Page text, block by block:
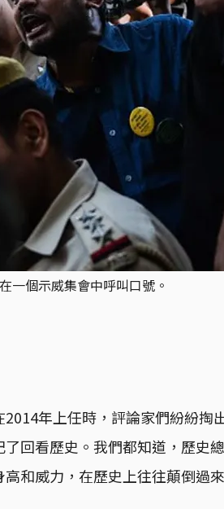
個示威集會中呼叫口號。
年上任時，評論家們紛紛掏
回看歷史。我們都知道，歷史
和威力，在歷史上往往顛倒過來